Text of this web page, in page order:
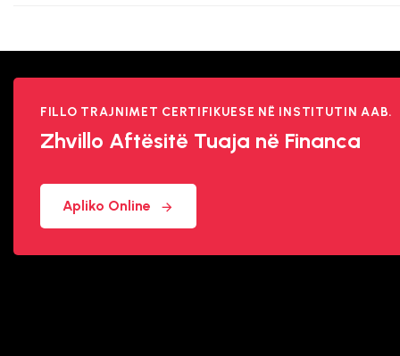
FILLO TRAJNIMET CERTIFIKUESE NË INSTITUTIN AAB.
Zhvillo Aftësitë Tuaja në Financa
Apliko Online